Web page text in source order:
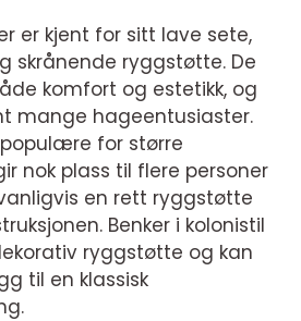
er kjent for sitt lave sete,
skrånende ryggstøtte. De
komfort og estetikk, og
mange hageentusiaster.
populære for større
nok plass til flere personer
en rett ryggstøtte
Benker i kolonistil
ryggstøtte og kan
til en klassisk